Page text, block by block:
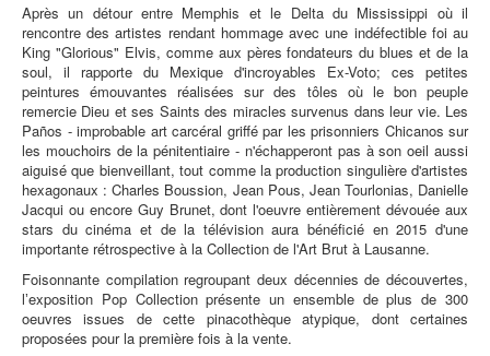
Après un détour entre Memphis et le Delta du Mississippi où il
rencontre des artistes rendant hommage avec une indéfectible foi au
King "Glorious" Elvis, comme aux pères fondateurs du blues et de la
soul, il rapporte du Mexique d'incroyables Ex-Voto; ces petites
peintures émouvantes réalisées sur des tôles où le bon peuple
remercie Dieu et ses Saints des miracles survenus dans leur vie. Les
Paños - improbable art carcéral griffé par les prisonniers Chicanos sur
les mouchoirs de la pénitentiaire - n'échapperont pas à son oeil aussi
aiguisé que bienveillant, tout comme la production singulière d'artistes
hexagonaux : Charles Boussion, Jean Pous, Jean Tourlonias, Danielle
Jacqui ou encore Guy Brunet, dont l'oeuvre entièrement dévouée aux
stars du cinéma et de la télévision aura bénéficié en 2015 d'une
importante rétrospective à la Collection de l'Art Brut à Lausanne.
Foisonnante compilation regroupant deux décennies de découvertes,
lʼexposition Pop Collection présente un ensemble de plus de 300
oeuvres issues de cette pinacothèque atypique, dont certaines
proposées pour la première fois à la vente.